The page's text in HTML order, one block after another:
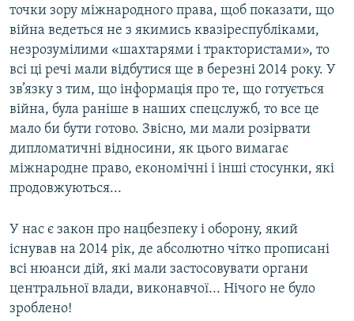
точки зору міжнародного права, щоб показати, що
війна ведеться не з якимись квазіреспубліками,
незрозумілими «шахтарями і трактористами», то
всі ці речі мали відбутися ще в березні 2014 року. У
зв’язку з тим, що інформація про те, що готується
війна, була раніше в наших спецслужб, то все це
мало би бути готово. Звісно, ми мали розірвати
дипломатичні відносини, як цього вимагає
міжнародне право, економічні і інші стосунки, які
продовжуються...
У нас є закон про нацбезпеку і оборону, який
існував на 2014 рік, де абсолютно чітко прописані
всі нюанси дій, які мали застосовувати органи
центральної влади, виконавчої... Нічого не було
зроблено!